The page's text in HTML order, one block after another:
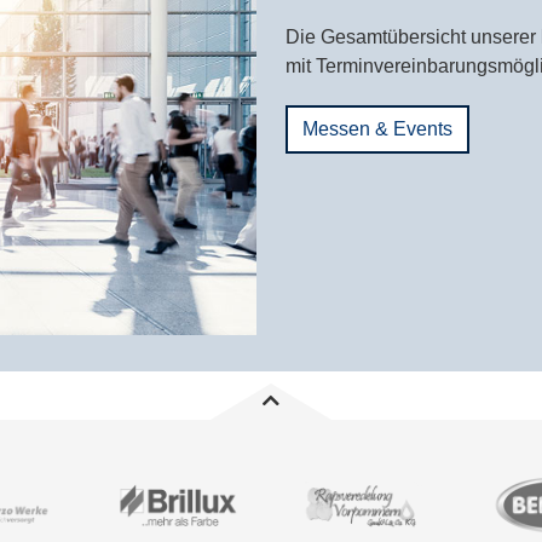
nachhaltige Zukunft
Borg Brauerei…
Alle News anzeigen
Alle News anzeigen
Die Gesamtübersicht unserer
mit
Messen & Events